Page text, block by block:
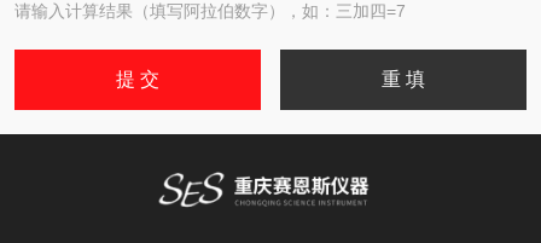
请输入计算结果（填写阿拉伯数字），如：三加四=7